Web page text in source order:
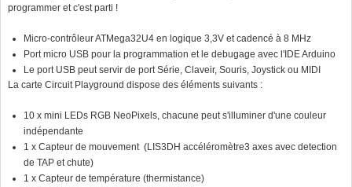
programmer et c'est parti !
Micro-contrôleur ATMega32U4 en logique 3,3V et cadencé à 8 MHz
Port micro USB pour la programmation et le debugage avec l'IDE Arduino
Le port USB peut servir de port Série, Claveir, Souris, Joystick ou MIDI
La carte Circuit Playground dispose des éléments suivants :
10 x mini LEDs RGB NeoPixels, chacune peut s'illuminer d'une couleur
indépendante
1 x Capteur de mouvement (LIS3DH accéléromètre3 axes avec detection
de TAP et chute)
1 x Capteur de température (thermistance)